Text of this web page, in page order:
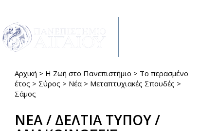
Παράκαμψη προς το κυρίως περιεχόμενο
Είστε εδώ
Αρχική > Η Ζωή στο Πανεπιστήμιο > Το περασμένο
έτος > Σύρος > Νέα > Μεταπτυχιακές Σπουδές >
Σάμος
ΝΕΑ / ΔΕΛΤΙΑ ΤΥΠΟΥ /